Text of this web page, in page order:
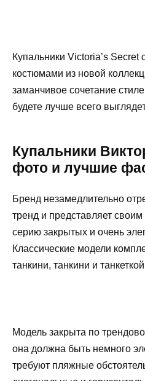
Купальники Victoria’s
костюмами из новой
заманчивое сочетание
будете лучше всего
Купальники
фото и лучшие
Бренд незамедлительно
тренд и представляет
серию закрытых и очень
Классические модели
танкини, танкини и
Модель закрыта по
она должна быть немного
требуют пляжные